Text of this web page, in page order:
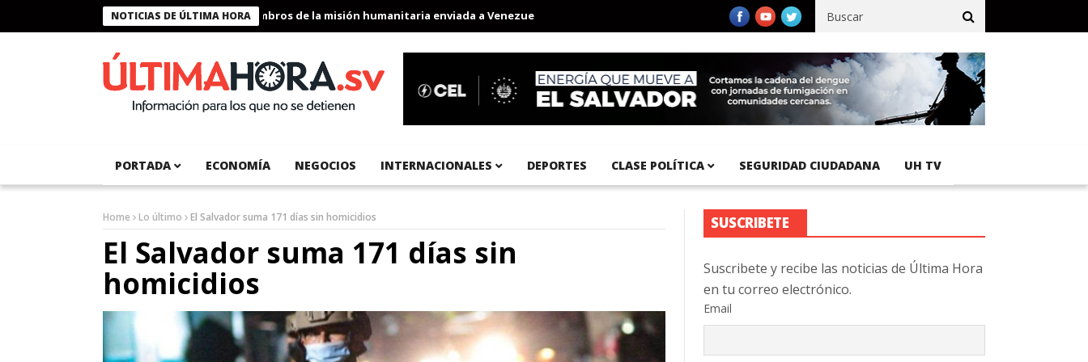
NOTICIAS DE ÚLTIMA HORA
Presidente Bukele condecora a miembros de la misión humanitaria enviada a Venezuela Aeropuerto Internacional del Pacífico registra 92 % de avance en obras de terracería
PORTADA ECONOMÍA NEGOCIOS INTERNACIONALES DEPORTES CLASE POLÍTICA SEGURIDAD CIUDADANA UH TV
Home Lo último El Salvador suma 171 días sin homicidios
El Salvador suma 171 días sin
homicidios
SUSCRIBETE
Suscribete y recibe las noticias de Última Hora
en tu correo electrónico.
Email